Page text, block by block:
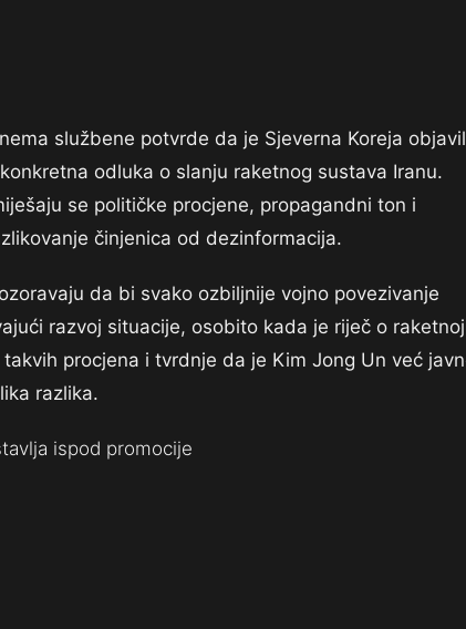
službene potvrde da je Sjeverna Koreja
odluka o slanju raketnog sustava Iranu.
se političke procjene, propagandni ton i
činjenica od dezinformacija.
da bi svako ozbiljnije vojno povezivanje
razvoj situacije, osobito kada je riječ o raketnoj
procjena i tvrdnje da je Kim Jong Un već
razlika.
ispod promocije